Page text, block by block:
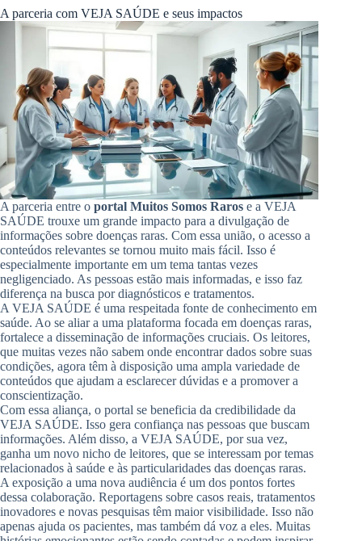
A parceria com VEJA SAÚDE e seus impactos
A parceria entre o portal Muitos Somos Raros e a VEJA
SAÚDE trouxe um grande impacto para a divulgação de
informações sobre doenças raras. Com essa união, o acesso a
conteúdos relevantes se tornou muito mais fácil. Isso é
especialmente importante em um tema tantas vezes
negligenciado. As pessoas estão mais informadas, e isso faz
diferença na busca por diagnósticos e tratamentos.
A VEJA SAÚDE é uma respeitada fonte de conhecimento em
saúde. Ao se aliar a uma plataforma focada em doenças raras,
fortalece a disseminação de informações cruciais. Os leitores,
que muitas vezes não sabem onde encontrar dados sobre suas
condições, agora têm à disposição uma ampla variedade de
conteúdos que ajudam a esclarecer dúvidas e a promover a
conscientização.
Com essa aliança, o portal se beneficia da credibilidade da
VEJA SAÚDE. Isso gera confiança nas pessoas que buscam
informações. Além disso, a VEJA SAÚDE, por sua vez,
ganha um novo nicho de leitores, que se interessam por temas
relacionados à saúde e às particularidades das doenças raras.
A exposição a uma nova audiência é um dos pontos fortes
dessa colaboração. Reportagens sobre casos reais, tratamentos
inovadores e novas pesquisas têm maior visibilidade. Isso não
apenas ajuda os pacientes, mas também dá voz a eles. Muitas